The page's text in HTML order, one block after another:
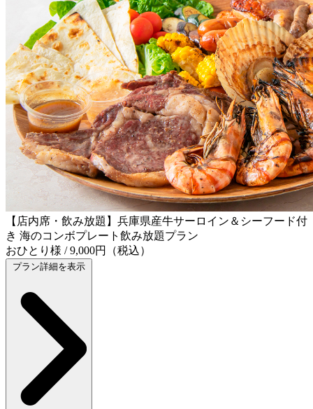
【店内席・飲み放題】兵庫県産牛サーロイン＆シーフード付
き 海のコンボプレート飲み放題プラン
おひとり様 / 9,000円（税込）